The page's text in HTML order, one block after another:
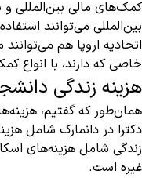
کمک‌های مالی بین‌المللی
بین‌المللی می‌توانند
اتحادیه اروپا هم
خاصی که دارند، با انواع
هزینه زندگی
همان‌طور که گفتیم،
دکترا در دانمارک شامل
زندگی شامل هزینه‌های
غیره است.